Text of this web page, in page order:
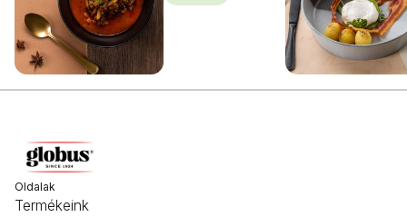
Oldalak
Termékeink